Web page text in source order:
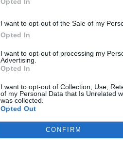
I want to opt-out of the Sale of my
Opted In
I want to opt-out of processing my
Advertising.
Opted In
I want to opt-out of Collection, Use,
of my Personal Data that Is Unrelated
was collected.
Opted Out
CONFIRM